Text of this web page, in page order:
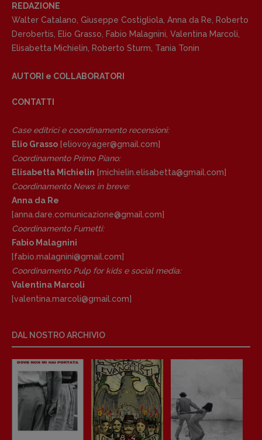
media:
Valentina Marcoli
[valentina.marcoli@gmail.com]
REDAZIONE
Walter Catalano Giuseppe Costigliola Anna da Re
Roberto
Derobertis
Elio Grasso Fabio Malagnini Valentina Marcoli
Elisabetta Michielin
Roberto Sturm Tania Tonin
AUTORI e COLLABORATORI
CONTATTI
Case editrici e coordinamento recensioni:
Elio Grasso [eliovoyager@gmail.com]
Coordinamento Primo Piano:
Elisabetta Michielin [michielin.elisabetta@gmail.com]
Coordinamento News in breve:
Anna da Re
[anna.dare.comunicazione@gmail. com]
Coordinamento Fumetti:
Fabio Malagnini
[fabio.malagnini@gmail. com]
Coordinamento Pulp for kids e social media:
Valentina Marcoli
[valentina.marcoli@gmail. com]
DAL NOSTRO ARCHIVIO